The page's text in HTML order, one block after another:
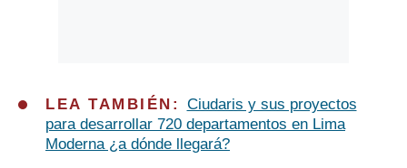
LEA TAMBIÉN: Ciudaris y sus proyectos
para desarrollar 720 departamentos en Lima
Moderna ¿a dónde llegará?